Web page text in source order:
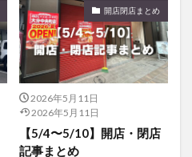
開店閉店まとめ
2026年5月11日
2026年5月11日
【5/4〜5/10】開店・閉店
記事まとめ